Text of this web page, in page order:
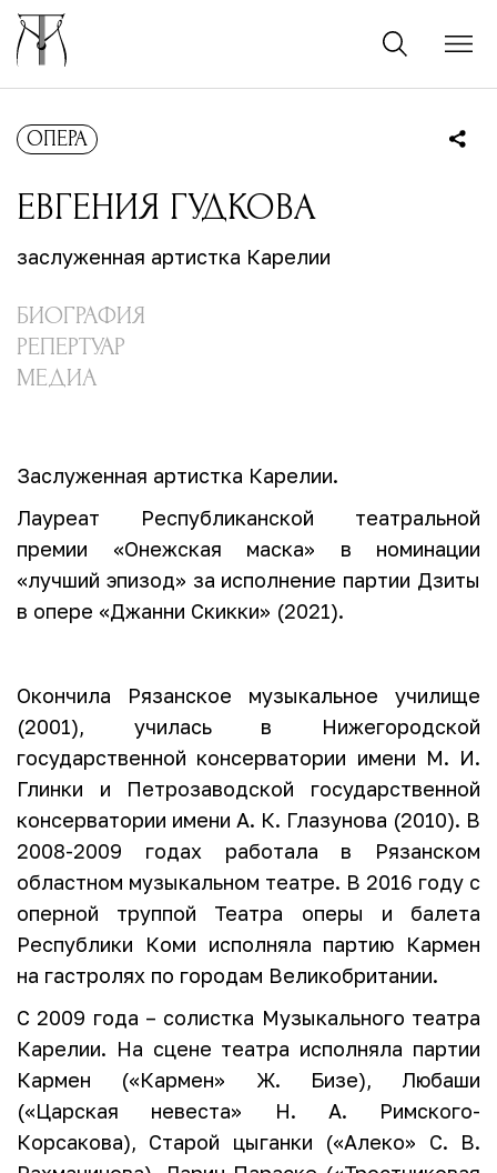
ОПЕРА
ЕВГЕНИЯ ГУДКОВА
заслуженная артистка Карелии
БИОГРАФИЯ
РЕПЕРТУАР
МЕДИА
Заслуженная артистка Карелии.
Лауреат Республиканской театральной
премии «Онежская маска» в номинации
«лучший эпизод» за исполнение партии Дзиты
в опере «Джанни Скикки» (2021).
Окончила Рязанское музыкальное училище
(2001), училась в Нижегородской
государственной консерватории имени М. И.
Глинки и Петрозаводской государственной
консерватории имени А. К. Глазунова (2010). В
2008-2009 годах работала в Рязанском
областном музыкальном театре. В 2016 году с
оперной труппой Театра оперы и балета
Республики Коми исполняла партию Кармен
на гастролях по городам Великобритании.
С 2009 года – солистка Музыкального театра
Карелии. На сцене театра исполняла партии
Кармен («Кармен» Ж. Бизе), Любаши
(«Царская невеста» Н. А. Римского-
Корсакова), Старой цыганки («Алеко» С. В.